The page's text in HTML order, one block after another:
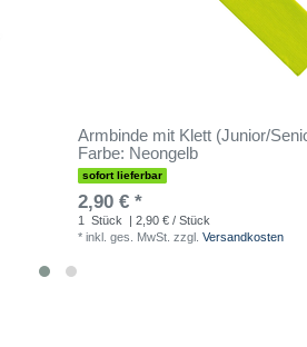
Armbinde mit Klett (Junior/
Farbe: Neongelb
sofort lieferbar
2,90 € *
1 Stück
| 2,90 € / Stück
* inkl. ges. MwSt. zzgl. Versandkosten